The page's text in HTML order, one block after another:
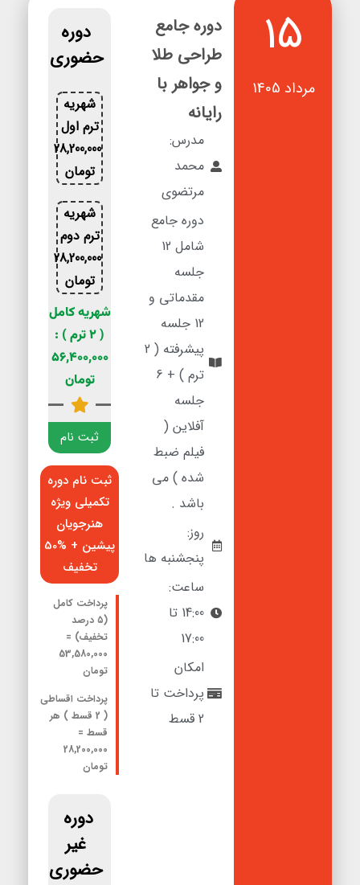
15
مرداد 1405
دوره جامع
طراحی طلا
و جواهر با
رایانه
مدرس:
محمد
مرتضوی
دوره جامع
شامل 12
جلسه
مقدماتی و
12 جلسه
پیشرفته ( 2
ترم ) + 6
جلسه
آفلاین (
فیلم ضبط
شده ) می
باشد .
روز:
پنجشنبه ها
ساعت:
14:00 تا
17:00
امکان
پرداخت تا
2 قسط
دوره
حضوری
شهریه
ترم اول
28,200,000
تومان
شهریه
ترم دوم
28,200,000
تومان
شهریه کامل
( 2 ترم ) :
56,400,000
تومان
ثبت نام
ثبت نام دوره
تکمیلی ویژه
هنرجویان
پیشین + %50
تخفیف
پرداخت کامل
(۵ درصد
تخفیف) =
53,580,000
تومان
پرداخت اقساطی
( 2 قسط
) هر
قسط =
28,200,000
تومان
دوره
غیر
حضوری